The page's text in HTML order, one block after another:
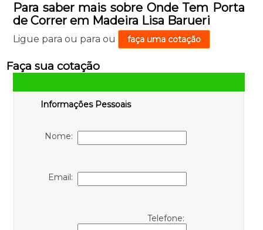
Para saber mais sobre Onde Tem Porta
de Correr em Madeira Lisa Barueri
Ligue para ou para ou faça uma cotação
Faça sua cotação
Informações Pessoais
Nome:
Email:
Telefone: